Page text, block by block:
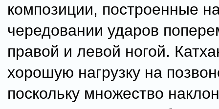
композиции, построенные
чередовании ударов
правой и левой ногой.
хорошую нагрузку на
поскольку множество